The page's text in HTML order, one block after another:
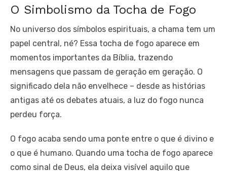
O Simbolismo da Tocha de Fogo
No universo dos símbolos espirituais, a chama tem um
papel central, né? Essa tocha de fogo aparece em
momentos importantes da Bíblia, trazendo
mensagens que passam de geração em geração. O
significado dela não envelhece – desde as histórias
antigas até os debates atuais, a luz do fogo nunca
perdeu força.
O fogo acaba sendo uma ponte entre o que é divino e
o que é humano. Quando uma tocha de fogo aparece
como sinal de Deus, ela deixa visível aquilo que